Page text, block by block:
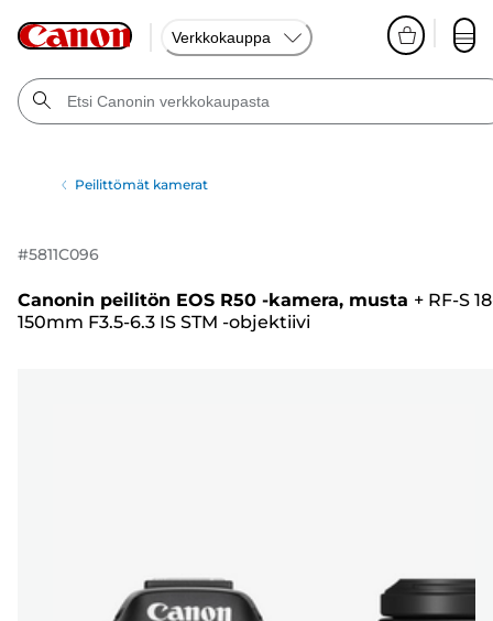
Verkkokauppa
Peilittömät kamerat
#5811C096
Canonin peilitön EOS R50 -kamera, musta + RF-S
150mm F3.5-6.3 IS STM -objektiivi